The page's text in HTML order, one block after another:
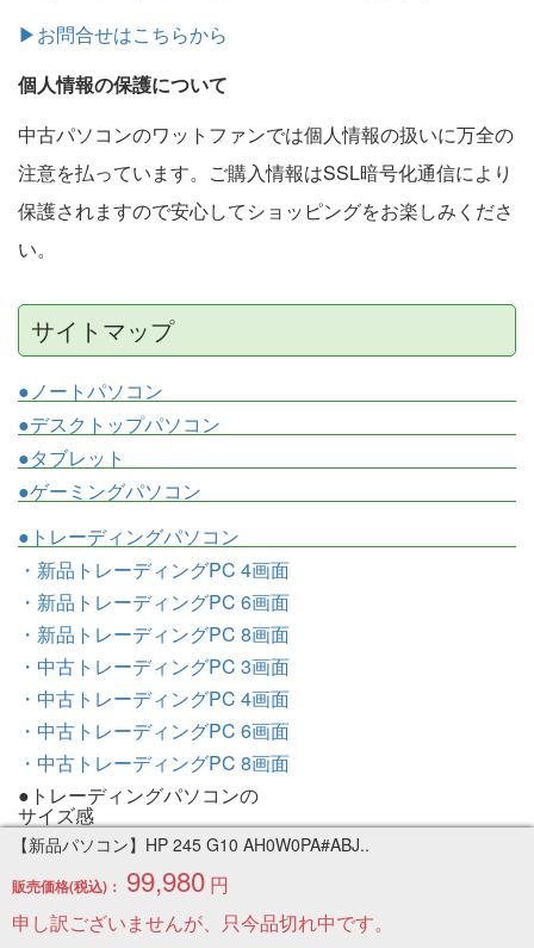
【新品パソコン】HP 245 G10 AH0W0PA#ABJ..
販売価格(税込)： 99,980 円
申し訳ございませんが、只今品切れ中です。
▶お問合せはこちらから
個人情報の保護について
中古パソコンのワットファンでは個人情報の扱いに万全の
注意を払っています。ご購入情報はSSL暗号化通信により
保護されますので安心してショッピングをお楽しみくださ
い。
サイトマップ
●ノートパソコン
●デスクトップパソコン
●タブレット
●ゲーミングパソコン
●トレーディングパソコン
・新品トレーディングPC 4画面
・新品トレーディングPC 6画面
・新品トレーディングPC 8画面
・中古トレーディングPC 3画面
・中古トレーディングPC 4画面
・中古トレーディングPC 6画面
・中古トレーディングPC 8画面
●トレーディングパソコンの
サイズ感
・3画面モデルのサイズ感
・4画面モデルのサイズ感
・6画面モデルのサイズ感